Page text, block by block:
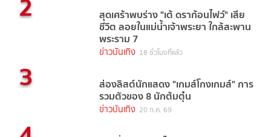
สุดเศร้าพบร่าง "เต้ ดราก้อนไฟว์" เสีย
ชีวิต ลอยในแม่น้ำเจ้าพระยา ใกล้สะพาน
พระราม 7
ข่าวบันเทิง 18 ชั่วโมงที่แล้ว
3 ส่องลิสต์นักแสดง "เกมส์โกงเกมส์" การ
รวมตัวของ 8 นักต้มตุ๋น
ข่าวบันเทิง 20 ก.ค. 69